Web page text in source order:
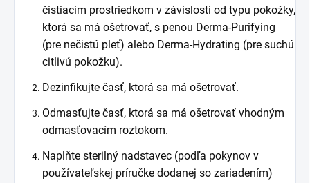
čistiacim prostriedkom v závislosti od typu pokožky,
ktorá sa má ošetrovať, s penou Derma-Purifying
(pre nečistú pleť) alebo Derma-Hydrating (pre suchú
citlivú pokožku).
Dezinfikujte časť, ktorá sa má ošetrovať.
Odmasťujte časť, ktorá sa má ošetrovať vhodným
odmasťovacím roztokom.
Naplňte sterilný nadstavec (podľa pokynov v
používateľskej príručke dodanej so zariadením)